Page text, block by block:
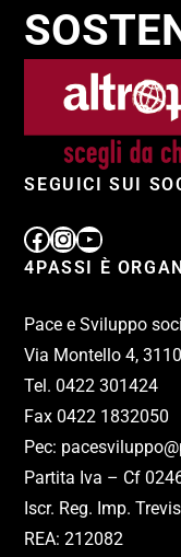
SEGUICI SUI
4PASSI È
Pace e Sviluppo
Via Montello 4,
Tel. 0422 301424
Fax 0422 1832050
Pec:
Partita Iva – Cf
Iscr. Reg. Imp.
REA: 212082